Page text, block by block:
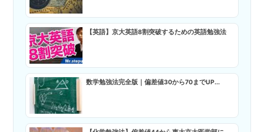
【英語】京大英語8割突破するための英語勉強法
数学勉強法完全版｜偏差値30から70までUP...